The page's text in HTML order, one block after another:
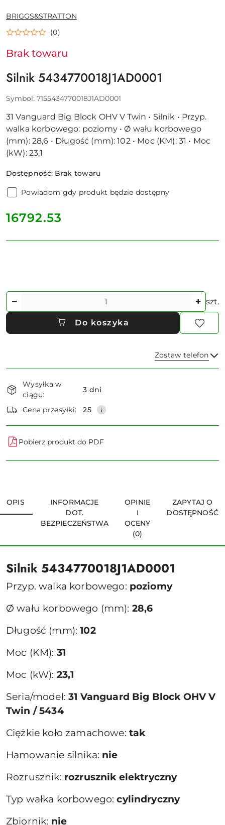
NAZWA
PRODUCENTA:
BRIGGS&STRATTON
(0)
Brak towaru
Silnik 5434770018J1AD0001
Symbol: 7155434770018J1AD0001
31 Vanguard Big Block OHV V Twin • Silnik • Przyp.
walka korbowego: poziomy • Ø wału korbowego
(mm): 28,6 • Długość (mm): 102 • Moc (KM): 31 • Moc
(kW): 23,1
Dostępność: Brak towaru
Powiadom gdy produkt będzie dostępny
cena:
16792.53
Ilość szt.
Do koszyka
Zostaw telefon
i
dostawa
Wysyłka w
ciągu:
3 dni
Cena przesyłki: 25
Pobierz produkt do PDF
OPIS
INFORMACJE
DOT.
BEZPIECZEŃSTWA
OPINIE
I
OCENY
(0)
ZAPYTAJ O
DOSTĘPNOŚĆ
Silnik 5434770018J1AD0001
Przyp. walka korbowego: poziomy
Ø wału korbowego (mm): 28,6
Długość (mm):102
Moc (KM): 31
Moc (kW): 23,1
Seria/model:31 Vanguard Big Block OHV V
Twin / 5434
Ciężkie koło zamachowe: tak
Hamowanie silnika: nie
Rozrusznik: rozrusznik elektryczny
Typ wałka korbowego:cylindryczny
Zbiornik: nie